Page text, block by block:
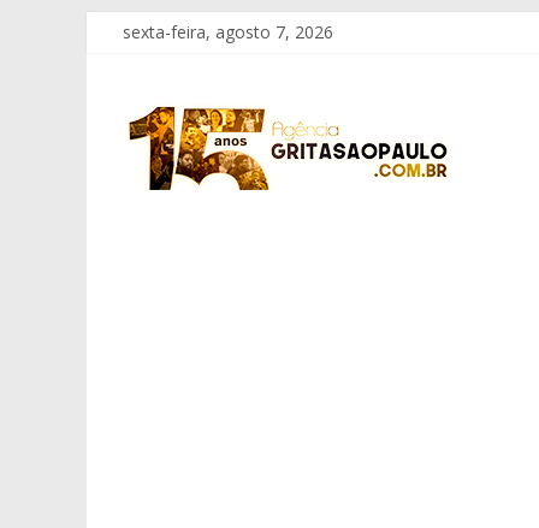
Pular
conteúdo
sexta-feira, agosto 7, 2026
Grita
São